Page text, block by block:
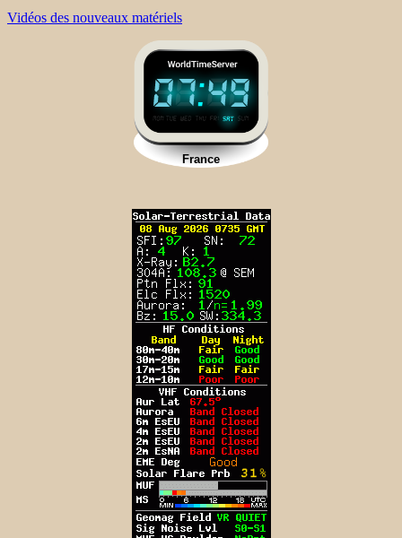
Vidéos des nouveaux matériels